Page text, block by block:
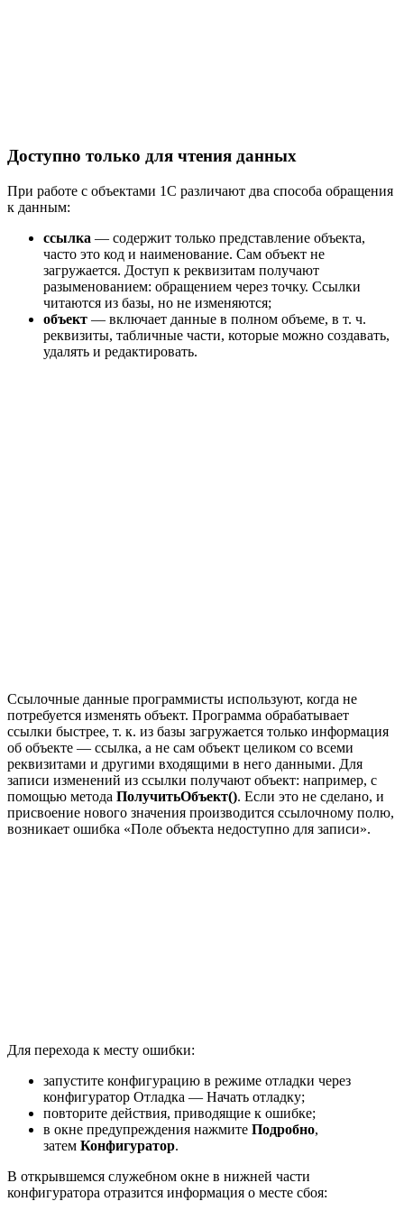
Доступно только для чтения данных
При работе с объектами 1С различают два способа обращения
к данным:
ссылка — содержит только представление объекта,
часто это код и наименование. Сам объект не
загружается. Доступ к реквизитам получают
разыменованием: обращением через точку. Ссылки
читаются из базы, но не изменяются;
объект — включает данные в полном объеме, в т. ч.
реквизиты, табличные части, которые можно создавать,
удалять и редактировать.
Ссылочные данные программисты используют, когда не
потребуется изменять объект. Программа обрабатывает
ссылки быстрее, т. к. из базы загружается только информация
об объекте — ссылка, а не сам объект целиком со всеми
реквизитами и другими входящими в него данными. Для
записи изменений из ссылки получают объект: например, с
помощью метода ПолучитьОбъект(). Если это не сделано, и
присвоение нового значения производится ссылочному полю,
возникает ошибка «Поле объекта недоступно для записи».
Для перехода к месту ошибки:
запустите конфигурацию в режиме отладки через
конфигуратор Отладка — Начать отладку;
повторите действия, приводящие к ошибке;
в окне предупреждения нажмите Подробно,
затем Конфигуратор.
В открывшемся служебном окне в нижней части
конфигуратора отразится информация о месте сбоя: